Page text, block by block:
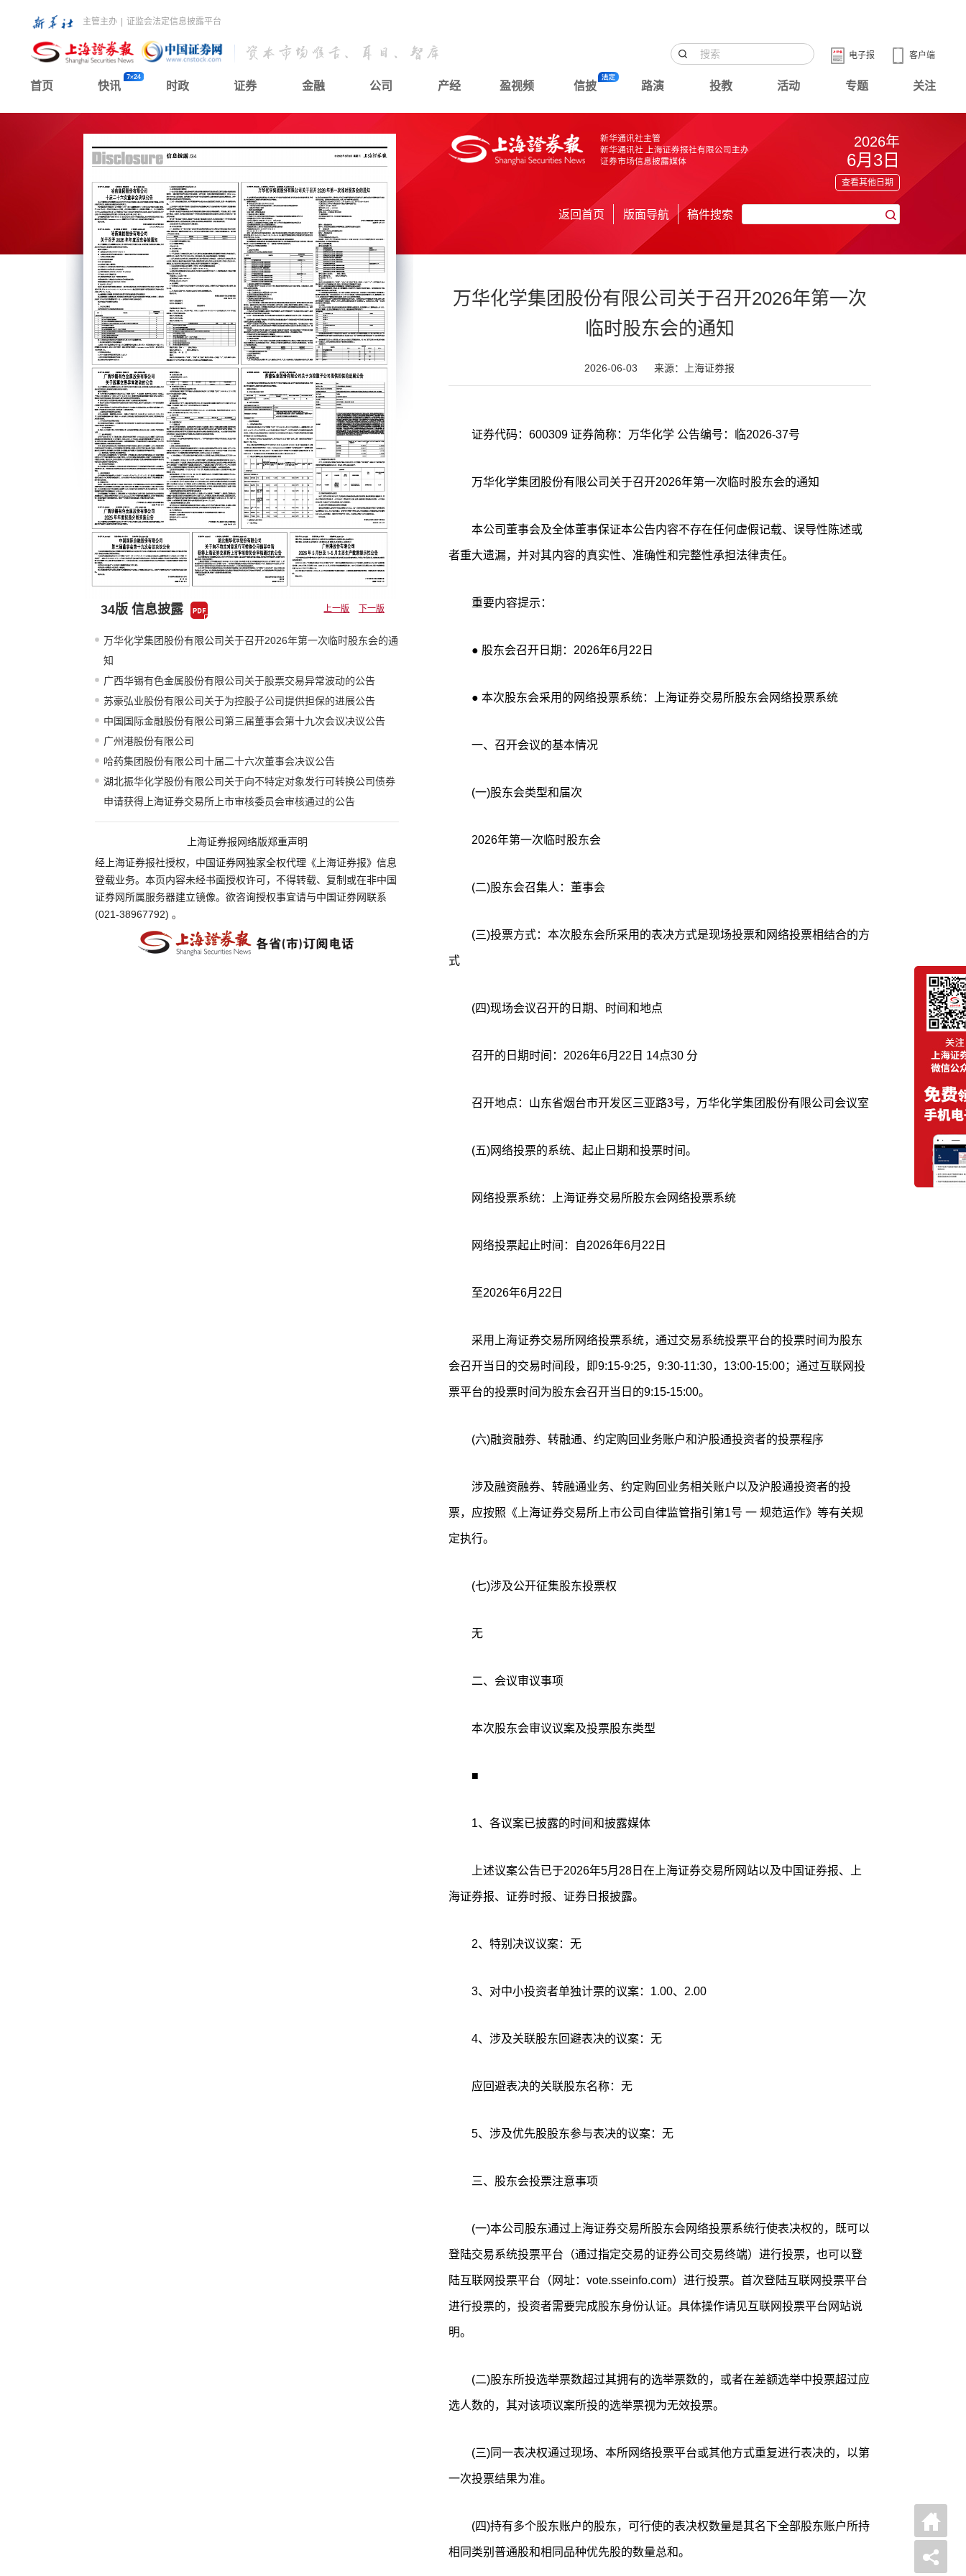
主管主办 证监会法定信息披露平台
客户端
电子报
首页 快讯 时政 证券 金融 公司 产经 盈视频 信披 路演 投教 活动 专题 关注
34版 信息披露 上一版 下一版
万华化学集团股份有限公司关于召开2026年第一次临时股东会的通
知
广西华锡有色金属股份有限公司关于股票交易异常波动的公告
苏豪弘业股份有限公司关于为控股子公司提供担保的进展公告
中国国际金融股份有限公司第三届董事会第十九次会议决议公告
广州港股份有限公司
哈药集团股份有限公司十届二十六次董事会决议公告
湖北振华化学股份有限公司关于向不特定对象发行可转换公司债券
申请获得上海证券交易所上市审核委员会审核通过的公告
上海证券报网络版郑重声明
经上海证券报社授权，中国证券网独家全权代理《上海证券报》信息
登载业务。本页内容未经书面授权许可，不得转载、复制或在非中国
证券网所属服务器建立镜像。欲咨询授权事宜请与中国证券网联系
(021-38967792) 。
2026年
6月3日
查看其他日期
返回首页 版面导航 稿件搜索
万华化学集团股份有限公司关于召开2026年第一次
临时股东会的通知
2026-06-03 来源：上海证券报
证券代码：600309 证券简称：万华化学 公告编号：临2026-37号
万华化学集团股份有限公司关于召开2026年第一次临时股东会的通知
本公司董事会及全体董事保证本公告内容不存在任何虚假记载、误导性陈述或
者重大遗漏，并对其内容的真实性、准确性和完整性承担法律责任。
重要内容提示：
● 股东会召开日期：2026年6月22日
● 本次股东会采用的网络投票系统：上海证券交易所股东会网络投票系统
一、召开会议的基本情况
(一)股东会类型和届次
2026年第一次临时股东会
(二)股东会召集人：董事会
(三)投票方式：本次股东会所采用的表决方式是现场投票和网络投票相结合的方
式
(四)现场会议召开的日期、时间和地点
召开的日期时间：2026年6月22日 14点30 分
召开地点：山东省烟台市开发区三亚路3号，万华化学集团股份有限公司会议室
(五)网络投票的系统、起止日期和投票时间。
网络投票系统：上海证券交易所股东会网络投票系统
网络投票起止时间：自2026年6月22日
至2026年6月22日
采用上海证券交易所网络投票系统，通过交易系统投票平台的投票时间为股东
会召开当日的交易时间段，即9:15-9:25，9:30-11:30，13:00-15:00；通过互联网投
票平台的投票时间为股东会召开当日的9:15-15:00。
(六)融资融券、转融通、约定购回业务账户和沪股通投资者的投票程序
涉及融资融券、转融通业务、约定购回业务相关账户以及沪股通投资者的投
票，应按照《上海证券交易所上市公司自律监管指引第1号 一 规范运作》等有关规
定执行。
(七)涉及公开征集股东投票权
无
二、会议审议事项
本次股东会审议议案及投票股东类型
■
1、各议案已披露的时间和披露媒体
上述议案公告已于2026年5月28日在上海证券交易所网站以及中国证券报、上
海证券报、证券时报、证券日报披露。
2、特别决议议案：无
3、对中小投资者单独计票的议案：1.00、2.00
4、涉及关联股东回避表决的议案：无
应回避表决的关联股东名称：无
5、涉及优先股股东参与表决的议案：无
三、股东会投票注意事项
(一)本公司股东通过上海证券交易所股东会网络投票系统行使表决权的，既可以
登陆交易系统投票平台（通过指定交易的证券公司交易终端）进行投票，也可以登
陆互联网投票平台（网址：vote.sseinfo.com）进行投票。首次登陆互联网投票平台
进行投票的，投资者需要完成股东身份认证。具体操作请见互联网投票平台网站说
明。
(二)股东所投选举票数超过其拥有的选举票数的，或者在差额选举中投票超过应
选人数的，其对该项议案所投的选举票视为无效投票。
(三)同一表决权通过现场、本所网络投票平台或其他方式重复进行表决的，以第
一次投票结果为准。
(四)持有多个股东账户的股东，可行使的表决权数量是其名下全部股东账户所持
相同类别普通股和相同品种优先股的数量总和。